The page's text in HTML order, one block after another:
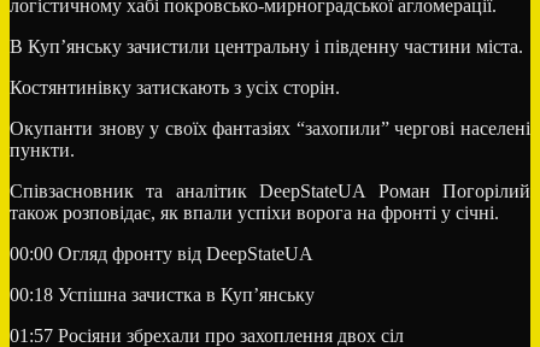
логістичному хабі покровсько-мирноградської агломерації.
В Куп’янську зачистили центральну і південну частини міста.
Костянтинівку затискають з усіх сторін.
Окупанти знову у своїх фантазіях “захопили” чергові населені
пункти.
Співзасновник та аналітик DeepStateUA Роман Погорілий
також розповідає, як впали успіхи ворога на фронті у січні.
00:00 Огляд фронту від DeepStateUA
00:18 Успішна зачистка в Куп’янську
01:57 Росіяни збрехали про захоплення двох сіл